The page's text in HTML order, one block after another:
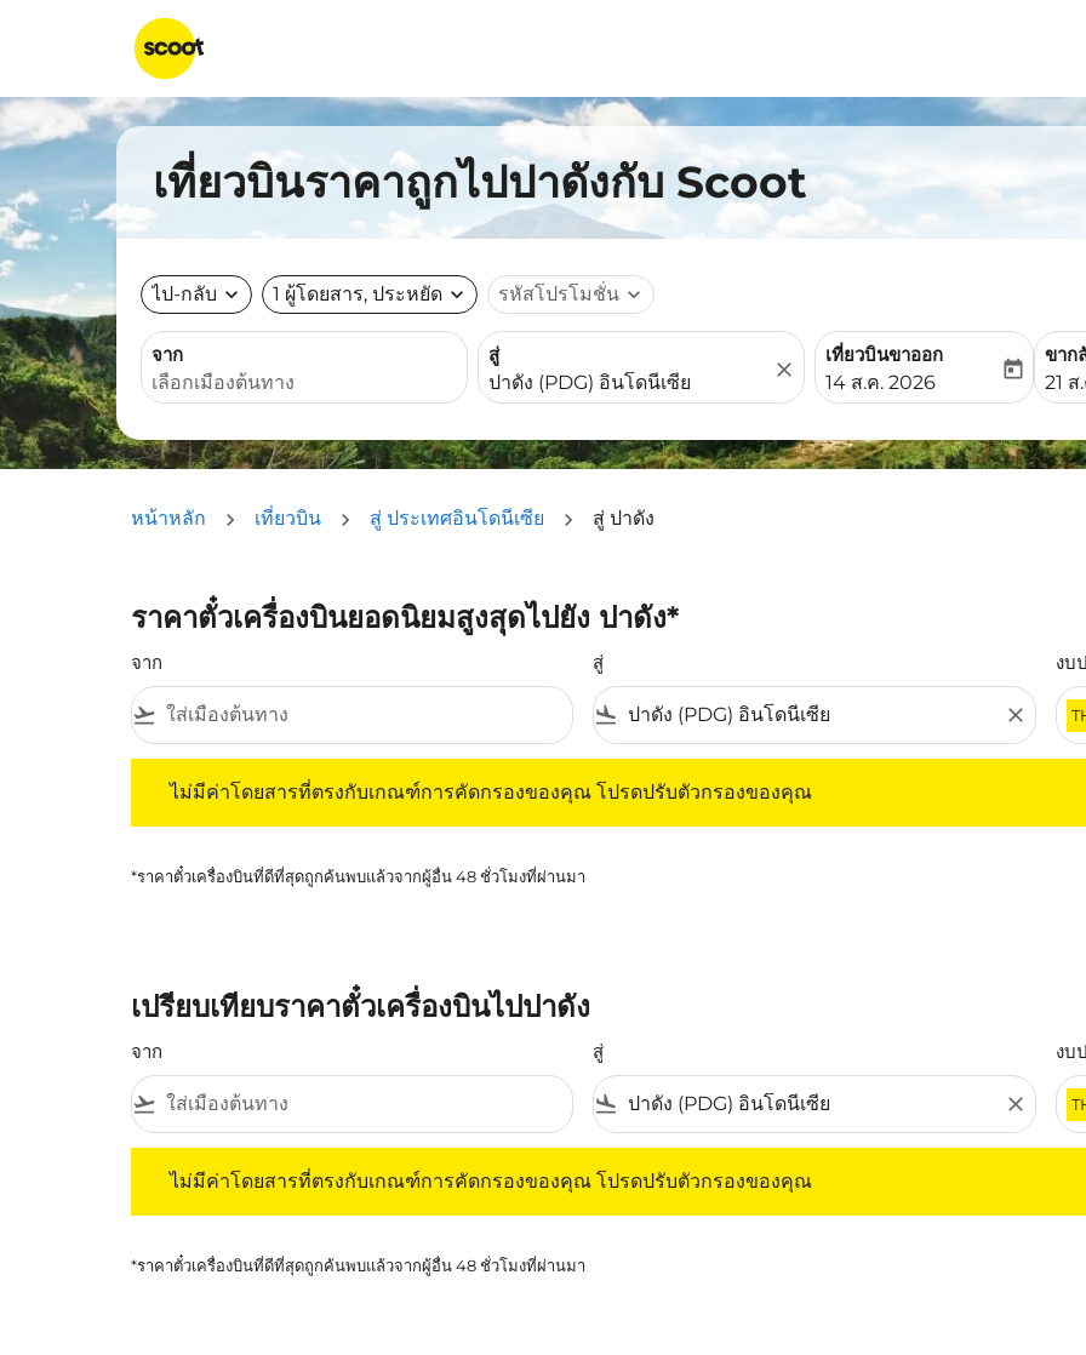
เที่ยวบินราคาถูกไปปาดังกับ Scoot
ไป-กลับ expand_more 1 ผู้โดยสาร, ประหยัด expand_more รหัสโปรโมชั่น expand_more
จาก สู่
close
เที่ยวบินขาออก
fc-booking-departure-
14 ส.ค. 2026
today
ขาก
fc-
21
หน้าหลัก เที่ยวบิน สู่ ประเทศอินโดนีเซีย สู่ ปาดัง
ราคาตั๋วเครื่องบินยอดนิยมสูงสุดไปยัง ปาดัง*
จาก
flight_takeoff
สู่
flight_land close
งบ
ไม่มีค่าโดยสารที่ตรงกับเกณฑ์การคัดกรองของคุณ โปรดปรับตัวกรองของคุณ
*ราคาตั๋วเครื่องบินที่ดีที่สุดถูกค้นพบแล้วจากผู้อื่น 48 ชั่วโมงที่ผ่านมา
เปรียบเทียบราคาตั๋วเครื่องบินไปปาดัง
จาก
flight_takeoff
สู่
flight_land close
งบ
ไม่มีค่าโดยสารที่ตรงกับเกณฑ์การคัดกรองของคุณ โปรดปรับตัวกรองของคุณ
*ราคาตั๋วเครื่องบินที่ดีที่สุดถูกค้นพบแล้วจากผู้อื่น 48 ชั่วโมงที่ผ่านมา